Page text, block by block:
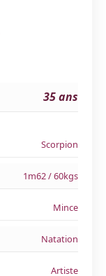
35 ans
Scorpion
1m62 / 60kgs
Mince
Natation
Artiste